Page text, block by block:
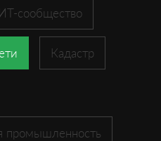
ИТ-сообщество
Кадастр
промышленность